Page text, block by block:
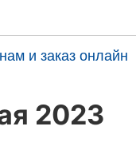
и заказ онлайн
2023